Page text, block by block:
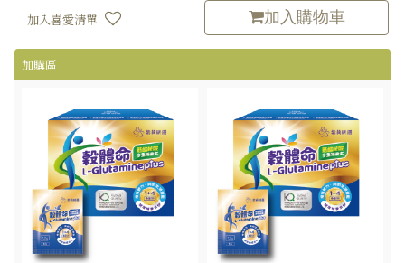
加入喜愛清單 加入購物車
加購區